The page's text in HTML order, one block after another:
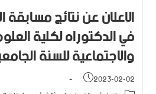
الإعلان عن نتائج مسابقة
في الدكتوراه لكلية
والاجتماعية للسنة الجامعية
2023-02-02